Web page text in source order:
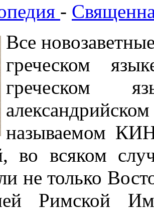
-
Все
греческом
греческом
называемом
во всяком
не только
Римской